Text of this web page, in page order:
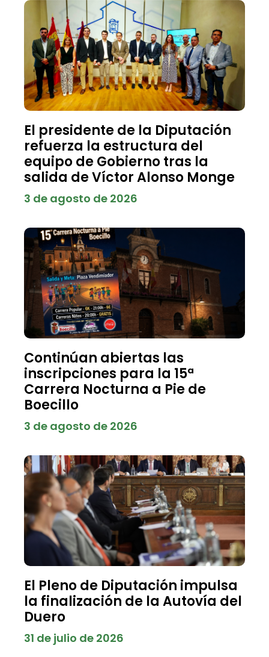
El presidente de la Diputación
refuerza la estructura del
equipo de Gobierno tras la
salida de Víctor Alonso Monge
3 de agosto de 2026
Continúan abiertas las
inscripciones para la 15ª
Carrera Nocturna a Pie de
Boecillo
3 de agosto de 2026
El Pleno de Diputación impulsa
la finalización de la Autovía del
Duero
31 de julio de 2026